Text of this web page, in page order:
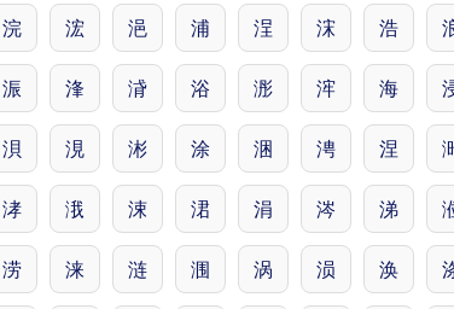
浣 浤 浥 浦 浧 浨 浩
浱 浲 浳 浴 浵 浶 海
浿 涀 涁 涂 涃 涄 涅
涍 涐 涑 涒 涓 涔 涕
涝 涞 涟 涠 涡 涢 涣